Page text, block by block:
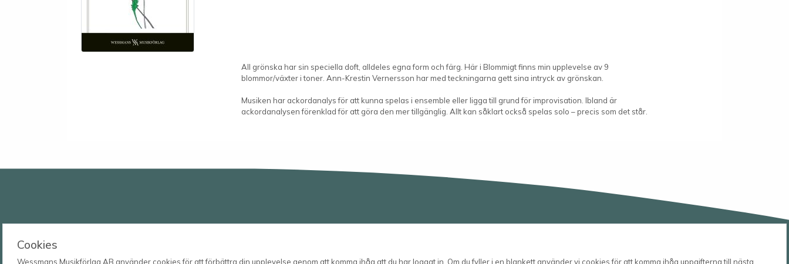
Cookies
Wessmans Musikförlag AB använder cookies för att förbättra din upplevelse genom att komma ihåg att du har loggat in. Om du fyller i en blankett använder vi cookies för att komma ihåg uppgifterna till nästa
All grönska har sin speciella doft, alldeles egna form och färg. Här i Blommigt finns min upplevelse av 9
blommor/växter i toner. Ann-Krestin Vernersson har med teckningarna gett sina intryck av grönskan.
Musiken har ackordanalys för att kunna spelas i ensemble eller ligga till grund för improvisation. Ibland är
ackordanalysen förenklad för att göra den mer tillgänglig. Allt kan såklart också spelas solo – precis som det står.